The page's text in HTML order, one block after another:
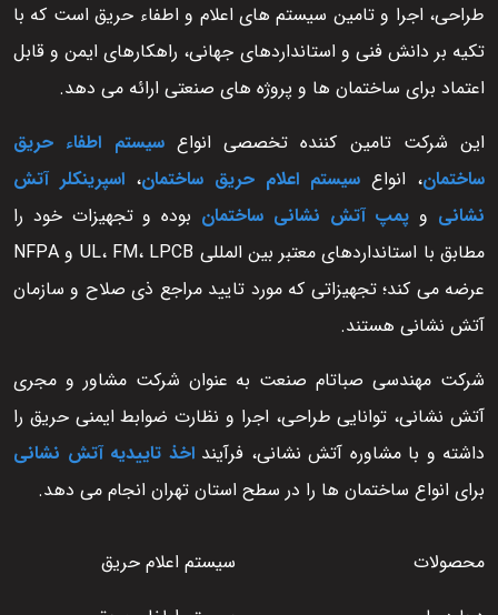
طراحی، اجرا و تامین سیستم های اعلام و اطفاء حریق است که با
تکیه بر دانش فنی و استانداردهای جهانی، راهکارهای ایمن و قابل
اعتماد برای ساختمان ها و پروژه های صنعتی ارائه می دهد.
این شرکت تامین کننده تخصصی انواعسیستم اطفاء حریق
ساختمان، انواع سیستم اعلام حریق ساختمان، اسپرینکلر آتش
نشانی و پمپ آتش نشانی ساختمان بوده و تجهیزات خود را
مطابق با استانداردهای معتبر بین المللی UL، FM، LPCB و NFPA
عرضه می کند؛ تجهیزاتی که مورد تایید مراجع ذی صلاح و سازمان
آتش نشانی هستند.
شرکت مهندسی صباتام صنعت به عنوان شرکت مشاور و مجری
آتش نشانی، توانایی طراحی، اجرا و نظارت ضوابط ایمنی حریق را
داشته و با مشاوره آتش نشانی، فرآینداخذ تاییدیه آتش نشانی
برای انواع ساختمان ها را در سطح استان تهران انجام می دهد.
محصولات
سیستم اعلام حریق